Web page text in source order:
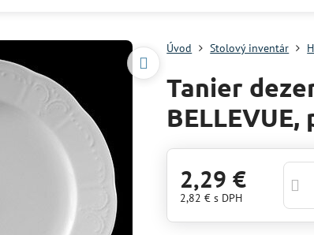
Úvod Stolový inventár
Tanier
BELLEVUE,
2,29 €
2,82 €s DPH